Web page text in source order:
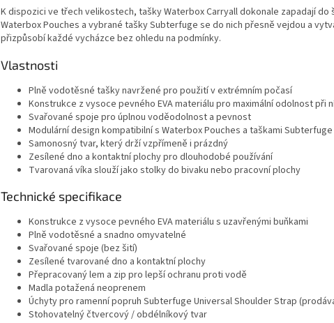
K dispozici ve třech velikostech, tašky Waterbox Carryall dokonale zapadají
Waterbox Pouches a vybrané tašky Subterfuge se do nich přesně vejdou a
přizpůsobí každé vycházce bez ohledu na podmínky.
Vlastnosti
Plně vodotěsné tašky navržené pro použití v extrémním počasí
Konstrukce z vysoce pevného EVA materiálu pro maximální odolnost při
Svařované spoje pro úplnou voděodolnost a pevnost
Modulární design kompatibilní s Waterbox Pouches a taškami Subterfuge
Samonosný tvar, který drží vzpřímeně i prázdný
Zesílené dno a kontaktní plochy pro dlouhodobé používání
Tvarovaná víka slouží jako stolky do bivaku nebo pracovní plochy
Technické specifikace
Konstrukce z vysoce pevného EVA materiálu s uzavřenými buňkami
Plně vodotěsné a snadno omyvatelné
Svařované spoje (bez šití)
Zesílené tvarované dno a kontaktní plochy
Přepracovaný lem a zip pro lepší ochranu proti vodě
Madla potažená neoprenem
Úchyty pro ramenní popruh Subterfuge Universal Shoulder Strap
Stohovatelný čtvercový / obdélníkový tvar